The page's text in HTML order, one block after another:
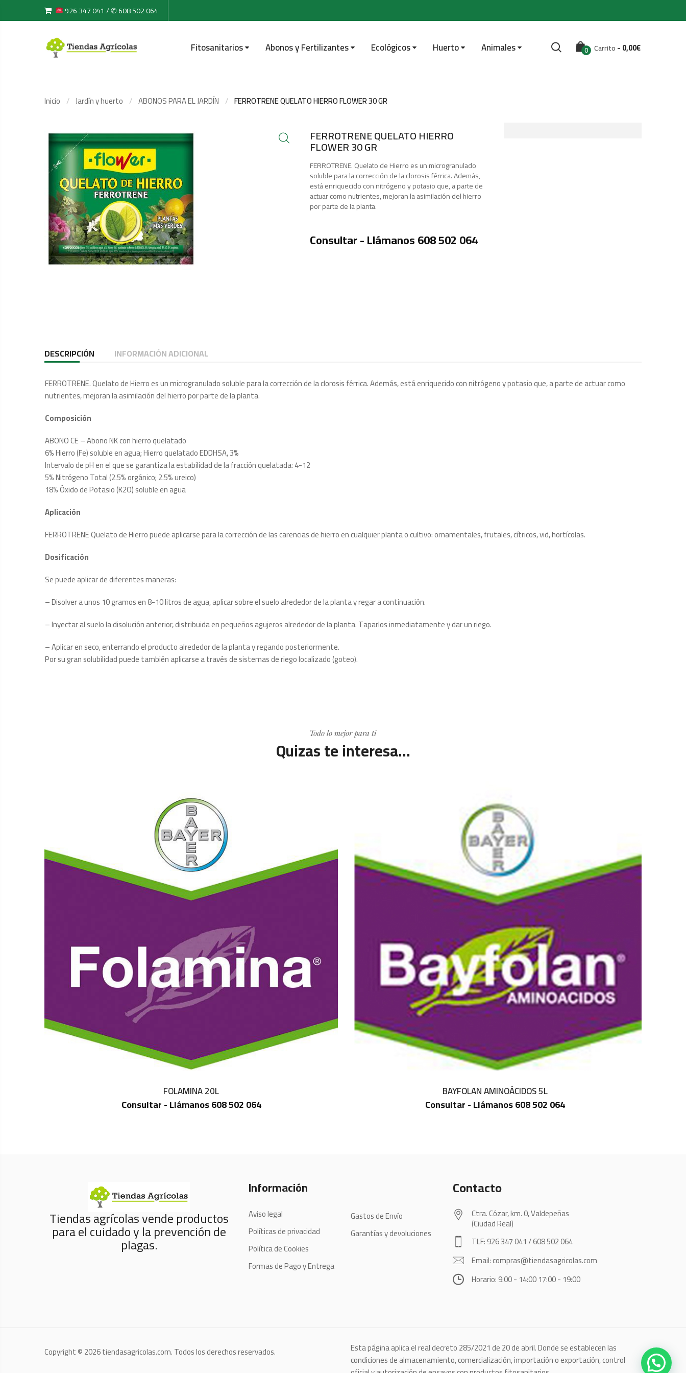
926 347 041 / ✆ 608 502 064
Fitosanitarios Abonos y Fertilizantes Ecológicos Huerto Animales 0 Carrito-0,00€
Inicio Jardín y huerto ABONOS PARA EL JARDÍN FERROTRENE QUELATO HIERRO FLOWER 30 GR
FERROTRENE QUELATO HIERRO
FLOWER 30 GR
FERROTRENE. Quelato de Hierro es un microgranulado
soluble para la corrección de la clorosis férrica. Además,
está enriquecido con nitrógeno y potasio que, a parte de
actuar como nutrientes, mejoran la asimilación del hierro
por parte de la planta.
Consultar - Llámanos 608 502 064
DESCRIPCIÓN INFORMACIÓN ADICIONAL
FERROTRENE. Quelato de Hierro es un microgranulado soluble para la corrección de la clorosis férrica. Además, está enriquecido con nitrógeno y potasio que, a parte de actuar como
nutrientes, mejoran la asimilación del hierro por parte de la planta.
Composición
ABONO CE – Abono NK con hierro quelatado
6% Hierro (Fe) soluble en agua; Hierro quelatado EDDHSA, 3%
Intervalo de pH en el que se garantiza la estabilidad de la fracción quelatada: 4-12
5% Nitrógeno Total (2.5% orgánico; 2.5% ureico)
18% Óxido de Potasio (K2O) soluble en agua
Aplicación
FERROTRENE Quelato de Hierro puede aplicarse para la corrección de las carencias de hierro en cualquier planta o cultivo: ornamentales, frutales, cítricos, vid, hortícolas.
Dosificación
Se puede aplicar de diferentes maneras:
– Disolver a unos 10 gramos en 8-10 litros de agua, aplicar sobre el suelo alrededor de la planta y regar a continuación.
– Inyectar al suelo la disolución anterior, distribuida en pequeños agujeros alrededor de la planta. Taparlos inmediatamente y dar un riego.
– Aplicar en seco, enterrando el producto alrededor de la planta y regando posteriormente.
Por su gran solubilidad puede también aplicarse a través de sistemas de riego localizado (goteo).
Todo lo mejor para ti
Quizas te interesa...
IN STOCK
FOLAMINA 20L
Consultar - Llámanos 608 502 064 IN STOCK
BAYFOLAN AMINOÁCIDOS 5L
Consultar - Llámanos 608 502 064
Tiendas agrícolas vende productos
para el cuidado y la prevención de
plagas.
Información
Aviso legal
Políticas de privacidad
Política de Cookies
Formas de Pago y Entrega
Gastos de Envío
Garantías y devoluciones
Contacto
Ctra. Cózar, km. 0, Valdepeñas
(Ciudad Real)
TLF: 926 347 041 / 608 502 064
Email: compras@tiendasagricolas.com
Horario: 9:00 - 14:00 17:00 - 19:00
Copyright © 2026 tiendasagricolas.com. Todos los derechos reservados.
Esta página aplica el real decreto 285/2021 de 20 de abril. Donde se establecen las
condiciones de almacenamiento, comercialización, importación o exportación, control